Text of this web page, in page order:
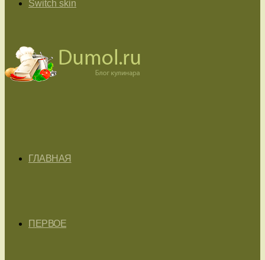
Switch skin
ГЛАВНАЯ
ПЕРВОЕ